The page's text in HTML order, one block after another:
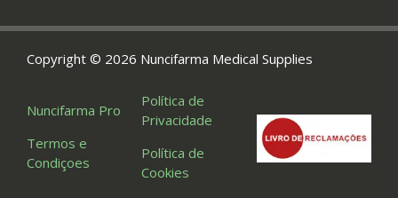
Nuncifarma Pro
Termos e
Condiçoes
Política de
Privacidade
Política de
Cookies
Copyright © 2026 Nuncifarma Medical Supplies